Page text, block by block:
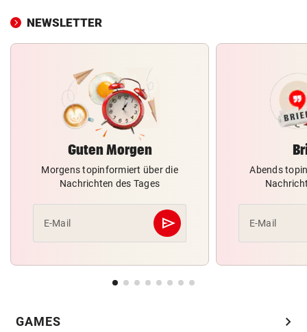
NEWSLETTER
Guten Morgen
Morgens topinformiert über die
Nachrichten des Tages
E-Mail send
Abschicken
Abends
E-Mail
GAMES chevron_right